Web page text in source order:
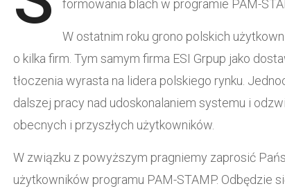
formowania blach w programie PAM-
W ostatnim roku grono polskich
o kilka firm. Tym samym firma ESI Grpup jako
tłoczenia wyrasta na lidera polskiego rynku.
dalszej pracy nad udoskonalaniem systemu i
obecnych i przyszłych użytkowników.
W związku z powyższym pragniemy zaprosić
użytkowników programu PAM-STAMP. Odbędzie